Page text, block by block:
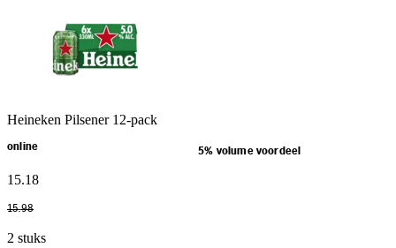
Heineken Pilsener 12-pack
online 5% volume voordeel
15.18
15.98
2 stuks